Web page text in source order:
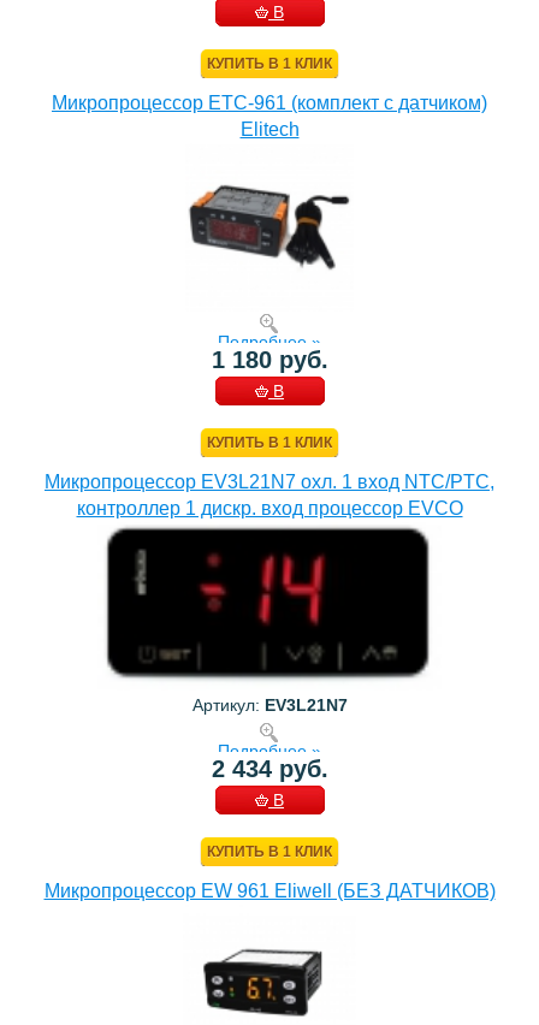
В
КУПИТЬ В 1 КЛИК
Микропроцессор ETC-961 (комплект c датчиком)
Elitech
Подробнее »
1 180 руб.
В
КУПИТЬ В 1 КЛИК
Микропроцессор EV3L21N7 охл. 1 вход NTC/PTC,
контроллер 1 дискр. вход процессор EVCO
Артикул: EV3L21N7
Подробнее »
2 434 руб.
В
КУПИТЬ В 1 КЛИК
Микропроцессор EW 961 Eliwell (БЕЗ ДАТЧИКОВ)